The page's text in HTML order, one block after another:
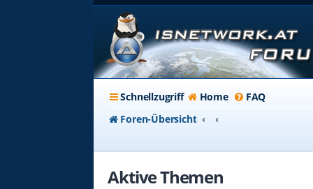
Schnellzugriff Home
FAQ
Foren-Übersicht
Aktive Themen